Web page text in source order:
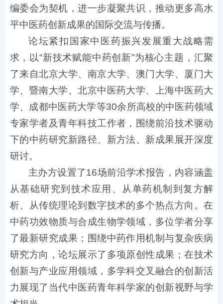
编委会为契机，进一步凝聚共识，推动更多高水
平中医药创新成果的国际交流与传播。
论坛紧扣国家中医药振兴发展重大战略需
求，以“新技术赋能中药创新”为核心主题，汇聚
了来自北京大学、南京大学、澳门大学、厦门大
学、暨南大学、北京中医药大学、上海中医药大
学、成都中医药大学等30余所高校的中医药领域
专家学者及青年科技工作者，围绕前沿技术驱动
下的中药研究新路径、新方法、新成果展开深度
研讨。
主办方设置了16场前沿学术报告，内容涵盖
从基础研究到技术应用、从单药机制到复方解
析、从传统理论到数字技术的多个热点方向。在
中药功效物质与合成生物学领域，多位学者分享
了最新研究成果；围绕中药作用机制与复杂疾病
研究方向，论坛展示了多项原创性成果；在技术
创新与产业应用领域，多学科交叉融合的创新活
力展现了当代中医药青年科学家的创新视野与学